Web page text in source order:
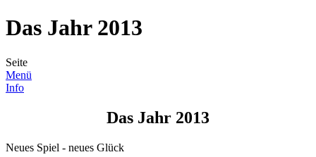
Das Jahr 2013
Seite
Menü
Info
Das Jahr 2013
Neues Spiel - neues Glück